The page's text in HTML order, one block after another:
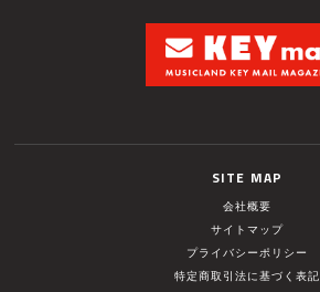
SITE MAP
会社概要
サイトマップ
プライバシーポリシー
特定商取引法に基づく表記